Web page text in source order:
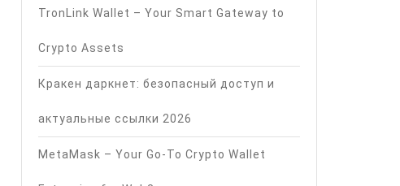
TronLink Wallet – Your Smart Gateway to
Crypto Assets
Кракен даркнет: безопасный доступ и
актуальные ссылки 2026
MetaMask – Your Go-To Crypto Wallet